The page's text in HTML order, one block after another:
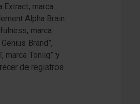
Extract, marca
Alpha Brain
marca
Brand”,
marca Toniiq” y
de registros